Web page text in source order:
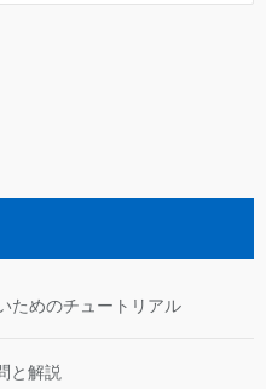
ためのチュートリアル
と解説